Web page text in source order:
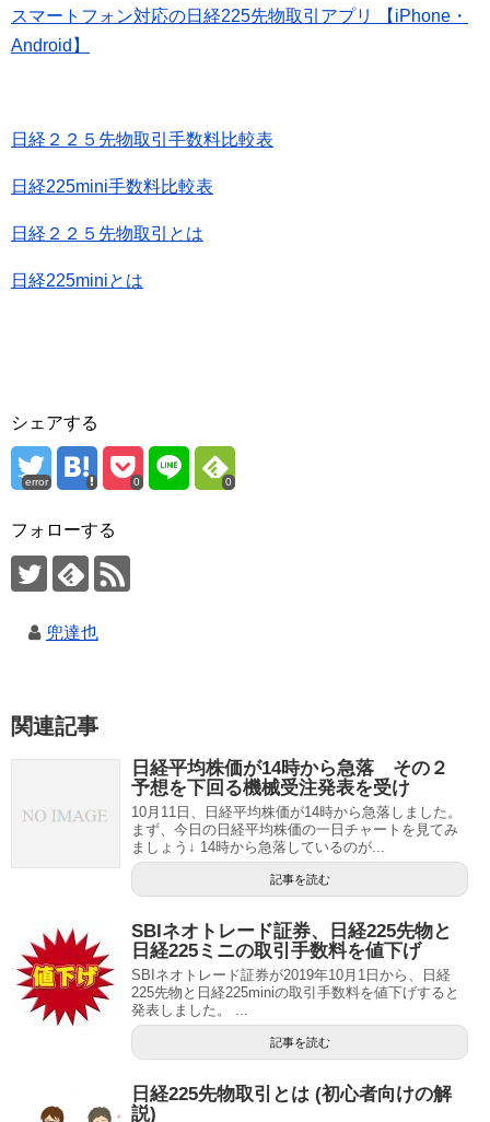
スマートフォン対応の日経225先物取引アプリ 【iPhone・
Android】
日経２２５先物取引手数料比較表
日経225mini手数料比較表
日経２２５先物取引とは
日経225miniとは
シェアする
error 0 0
フォローする
兜達也
関連記事
日経平均株価が14時から急落 その２
予想を下回る機械受注発表を受け
10月11日、日経平均株価が14時から急落しました。
まず、今日の日経平均株価の一日チャートを見てみ
ましょう↓ 14時から急落しているのが...
記事を読む
SBIネオトレード証券、日経225先物と
日経225ミニの取引手数料を値下げ
SBIネオトレード証券が2019年10月1日から、日経
225先物と日経225miniの取引手数料を値下げすると
発表しました。 ...
記事を読む
日経225先物取引とは (初心者向けの解
説)